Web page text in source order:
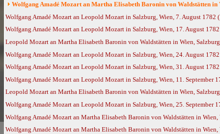
Wolfgang Amadé Mozart an Martha Elisabeth Baronin von Waldstätten in
Wolfgang Amadé Mozart an Leopold Mozart in Salzburg, Wien, 7. August 1782
Wolfgang Amadé Mozart an Leopold Mozart in Salzburg, Wien, 17. August
Leopold Mozart an Martha Elisabeth Baronin von Waldstätten in Wien,
Wolfgang Amadé Mozart an Leopold Mozart in Salzburg, Wien, 24. August
Wolfgang Amadé Mozart an Leopold Mozart in Salzburg, Wien, 31. August
Wolfgang Amadé Mozart an Leopold Mozart in Salzburg, Wien, 11. September
Leopold Mozart an Martha Elisabeth Baronin von Waldstätten in Wien,
Wolfgang Amadé Mozart an Leopold Mozart in Salzburg, Wien, 25. September
Wolfgang Amadé Mozart an Martha Elisabeth Baronin von Waldstätten in
Wolfgang Amadé Mozart an Martha Elisabeth Baronin von Waldstätten in